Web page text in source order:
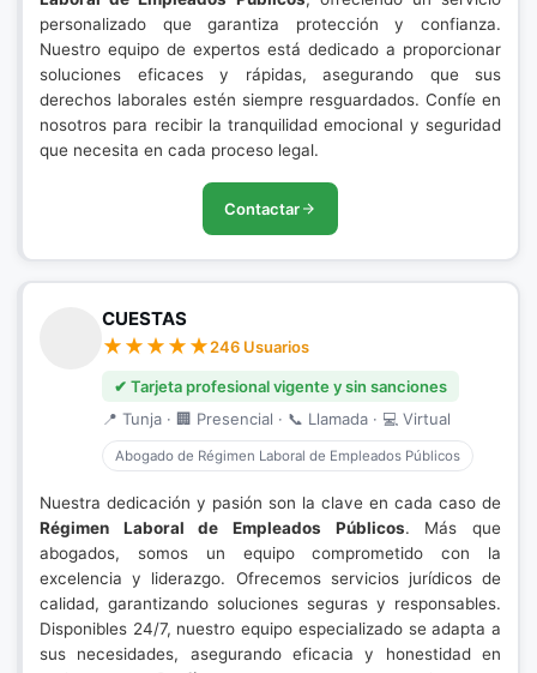
personalizado que garantiza protección y confianza.
Nuestro equipo de expertos está dedicado a proporcionar
soluciones eficaces y rápidas, asegurando que sus
derechos laborales estén siempre resguardados. Confíe en
nosotros para recibir la tranquilidad emocional y seguridad
que necesita en cada proceso legal.
Contactar
CUESTAS
246 Usuarios
✔ Tarjeta profesional vigente y sin sanciones
📍 Tunja · 🏢 Presencial · 📞 Llamada · 💻 Virtual
Abogado de Régimen Laboral de Empleados Públicos
Nuestra dedicación y pasión son la clave en cada caso de
Régimen Laboral de Empleados Públicos. Más que
abogados, somos un equipo comprometido con la
excelencia y liderazgo. Ofrecemos servicios jurídicos de
calidad, garantizando soluciones seguras y responsables.
Disponibles 24/7, nuestro equipo especializado se adapta a
sus necesidades, asegurando eficacia y honestidad en